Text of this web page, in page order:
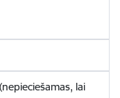
lai